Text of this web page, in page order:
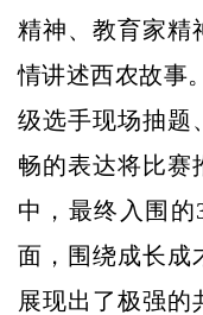
精神、教育家精
情讲述西农故事
级选手现场抽题
畅的表达将比赛
中，最终入围
面，围绕成长成
展现出了极强的